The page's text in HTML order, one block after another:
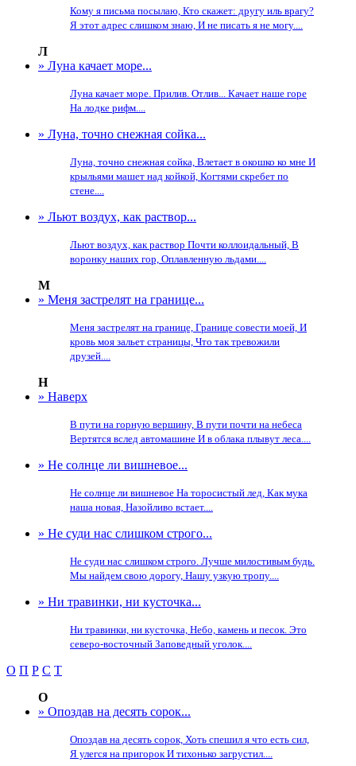
Кому я письма посылаю, Кто скажет: другу иль врагу?
Я этот адрес слишком знаю, И не писать я не могу....
Л
» Луна качает море...
Луна качает море. Прилив. Отлив... Качает наше горе
На лодке рифм....
» Луна, точно снежная сойка...
Луна, точно снежная сойка, Влетает в окошко ко мне И
крыльями машет над койкой, Когтями скребет по
стене....
» Льют воздух, как раствор...
Льют воздух, как раствор Почти коллоидальный, В
воронку наших гор, Оплавленную льдами....
М
» Меня застрелят на границе...
Меня застрелят на границе, Границе совести моей, И
кровь моя зальет страницы, Что так тревожили
друзей....
Н
» Наверх
В пути на горную вершину, В пути почти на небеса
Вертятся вслед автомашине И в облака плывут леса....
» Не солнце ли вишневое...
Не солнце ли вишневое На торосистый лед, Как мука
наша новая, Назойливо встает....
» Не суди нас слишком строго...
Не суди нас слишком строго. Лучше милостивым будь.
Мы найдем свою дорогу, Нашу узкую тропу....
» Ни травинки, ни кусточка...
Ни травинки, ни кусточка, Небо, камень и песок. Это
северо-восточный Заповедный уголок....
О П Р С Т
О
» Опоздав на десять сорок...
Опоздав на десять сорок, Хоть спешил я что есть сил,
Я улегся на пригорок И тихонько загрустил....